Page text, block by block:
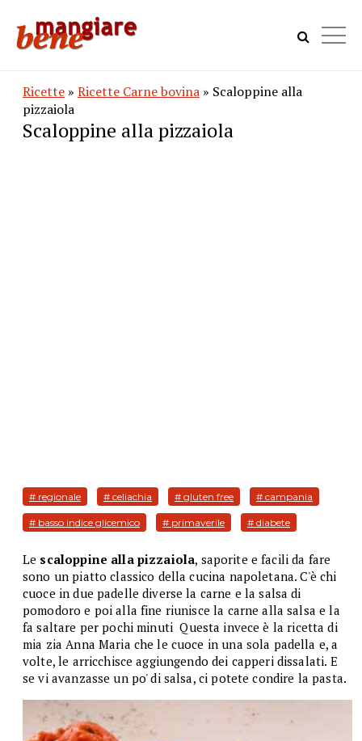
Ricette » Ricette Carne bovina » Scaloppine alla
pizzaiola
Scaloppine alla pizzaiola
# regionale # celiachia # gluten free # campania
# basso indice glicemico # primaverile # diabete
Le scaloppine alla pizzaiola, saporite e facili da fare
sono un piatto classico della cucina napoletana. C'è chi
cuoce in due padelle diverse la carne e la salsa di
pomodoro e poi alla fine riunisce la carne alla salsa e la
fa saltare per pochi minuti Questa invece è la ricetta di
mia zia Anna Maria che le cuoce in una sola padella e, a
volte, le arricchisce aggiungendo dei capperi dissalati. E
se vi avanzasse un po' di salsa, ci potete condire la pasta.